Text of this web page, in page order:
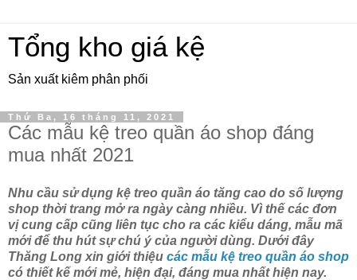
Tổng kho giá kệ
Sản xuất kiêm phân phối
Thứ Ba, 16 tháng 11, 2021
Các mẫu kệ treo quần áo shop đáng
mua nhất 2021
Nhu cầu sử dụng kệ treo quần áo tăng cao do số lượng
shop thời trang mở ra ngày càng nhiều. Vì thế các đơn
vị cung cấp cũng liên tục cho ra các kiểu dáng, mẫu mã
mới để thu hút sự chú ý của người dùng. Dưới đây
Thăng Long xin giới thiệu các mẫu kệ treo quần áo shop
có thiết kế mới mẻ, hiện đại, đáng mua nhất hiện nay.